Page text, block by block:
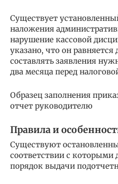
Существует
наложения
нарушение кассовой
указано, что он
составлять заявления
два месяца перед
Образец заполнения
отчет руководителю
Правила и
Существуют
соответствии с которыми
порядок выдачи